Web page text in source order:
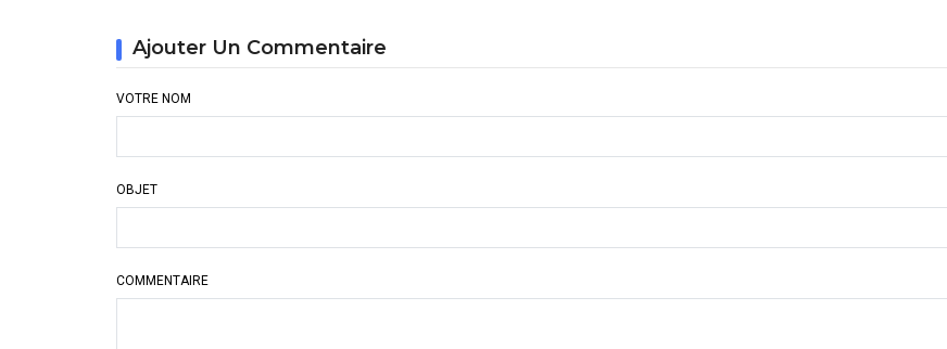
Ajouter Un Commentaire
VOTRE NOM
OBJET
COMMENTAIRE